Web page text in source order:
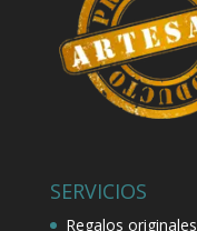
SERVICIOS
Regalos originales